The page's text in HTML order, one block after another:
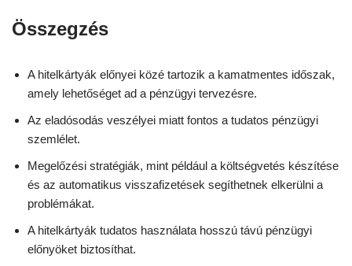
Összegzés
A hitelkártyák előnyei közé tartozik a kamatmentes időszak,
amely lehetőséget ad a pénzügyi tervezésre.
Az eladósodás veszélyei miatt fontos a tudatos pénzügyi
szemlélet.
Megelőzési stratégiák, mint például a költségvetés készítése
és az automatikus visszafizetések segíthetnek elkerülni a
problémákat.
A hitelkártyák tudatos használata hosszú távú pénzügyi
előnyöket biztosíthat.